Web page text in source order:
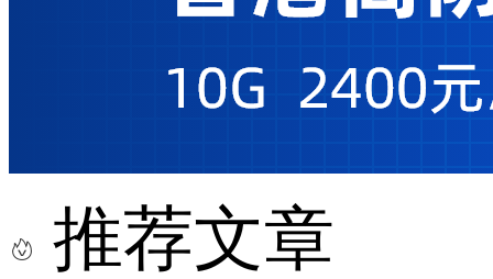
推荐文章